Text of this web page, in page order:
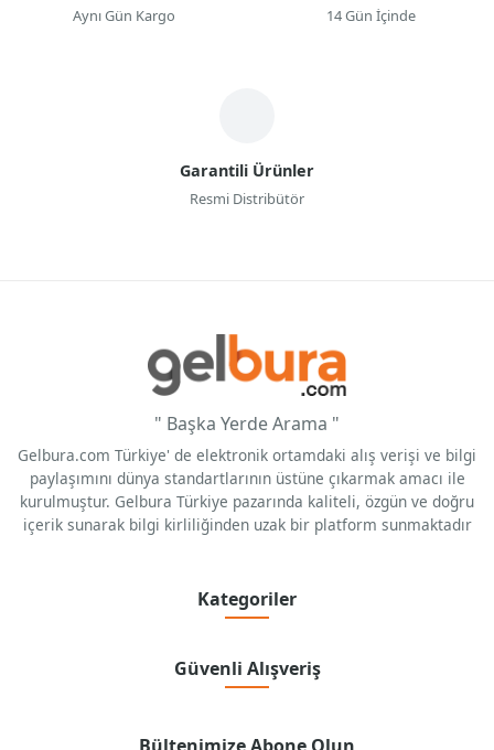
Aynı Gün Kargo 14 Gün İçinde
Garantili Ürünler
Resmi Distribütör
" Başka Yerde Arama "
Gelbura.com Türkiye' de elektronik ortamdaki alış verişi ve bilgi
paylaşımını dünya standartlarının üstüne çıkarmak amacı ile
kurulmuştur. Gelbura Türkiye pazarında kaliteli, özgün ve doğru
içerik sunarak bilgi kirliliğinden uzak bir platform sunmaktadır
Kategoriler
Güvenli Alışveriş